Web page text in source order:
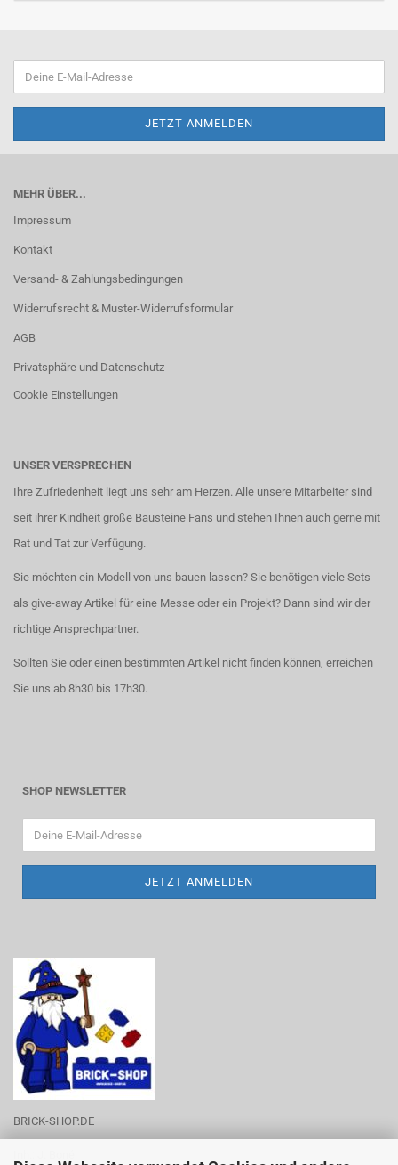
MEHR ÜBER...
Impressum
Kontakt
Versand- & Zahlungsbedingungen
Widerrufsrecht & Muster-Widerrufsformular
AGB
Privatsphäre und Datenschutz
Cookie Einstellungen
UNSER VERSPRECHEN
Ihre Zufriedenheit liegt uns sehr am Herzen. Alle unsere Mitarbeiter sind
seit ihrer Kindheit große Bausteine Fans und stehen Ihnen auch gerne mit
Rat und Tat zur Verfügung.
Sie möchten ein Modell von uns bauen lassen? Sie benötigen viele Sets
als give-away Artikel für eine Messe oder ein Projekt? Dann sind wir der
richtige Ansprechpartner.
Sollten Sie oder einen bestimmten Artikel nicht finden können, erreichen
Sie uns ab 8h30 bis 17h30.
SHOP NEWSLETTER
BRICK-SHOP.DE